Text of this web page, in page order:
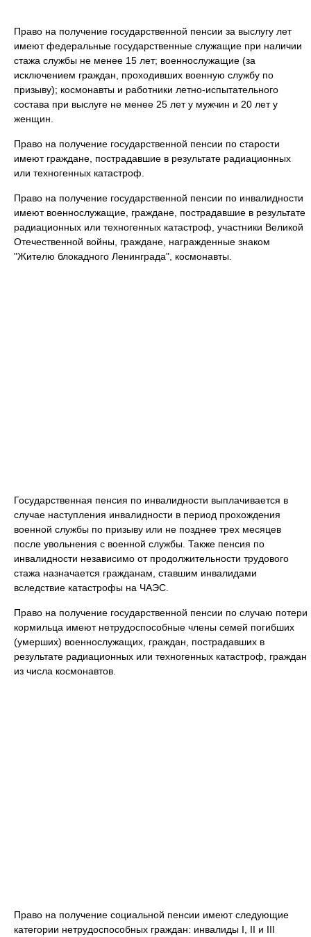
Право на получение государственной пенсии за выслугу лет
имеют федеральные государственные служащие при наличии
стажа службы не менее 15 лет; военнослужащие (за
исключением граждан, проходивших военную службу по
призыву); космонавты и работники летно-испытательного
состава при выслуге не менее 25 лет у мужчин и 20 лет у
женщин.
Право на получение государственной пенсии по старости
имеют граждане, пострадавшие в результате радиационных
или техногенных катастроф.
Право на получение государственной пенсии по инвалидности
имеют военнослужащие, граждане, пострадавшие в результате
радиационных или техногенных катастроф, участники Великой
Отечественной войны, граждане, награжденные знаком
"Жителю блокадного Ленинграда", космонавты.
Государственная пенсия по инвалидности выплачивается в
случае наступления инвалидности в период прохождения
военной службы по призыву или не позднее трех месяцев
после увольнения с военной службы. Также пенсия по
инвалидности независимо от продолжительности трудового
стажа назначается гражданам, ставшим инвалидами
вследствие катастрофы на ЧАЭС.
Право на получение государственной пенсии по случаю потери
кормильца имеют нетрудоспособные члены семей погибших
(умерших) военнослужащих, граждан, пострадавших в
результате радиационных или техногенных катастроф, граждан
из числа космонавтов.
Право на получение социальной пенсии имеют следующие
категории нетрудоспособных граждан: инвалиды I, II и III